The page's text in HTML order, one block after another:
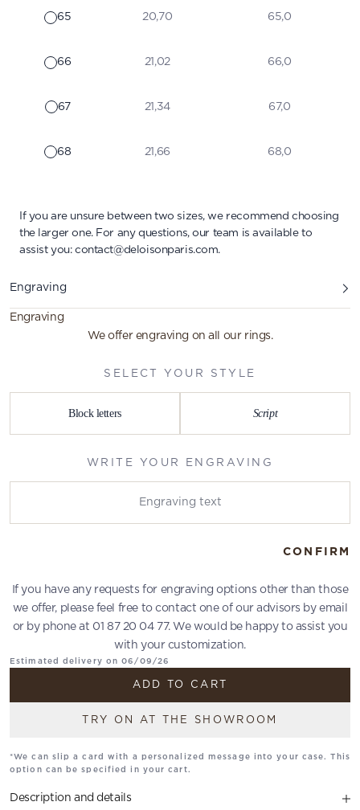
65 20,70 65,0
66 21,02 66,0
67 21,34 67,0
68 21,66 68,0
If you are unsure between two sizes, we recommend choosing
the larger one. For any questions, our team is available to
assist you: contact@deloisonparis.com.
Engraving
Engraving
We offer engraving on all our rings.
SELECT YOUR STYLE
Block letters Script
WRITE YOUR ENGRAVING
CONFIRM
If you have any requests for engraving options other than those
we offer, please feel free to contact one of our advisors by email
or by phone at 01 87 20 04 77. We would be happy to assist you
with your customization.
Estimated delivery on 06/09/26
ADD TO CART
TRY ON AT THE SHOWROOM
*We can slip a card with a personalized message into your case. This
option can be specified in your cart.
Description and details